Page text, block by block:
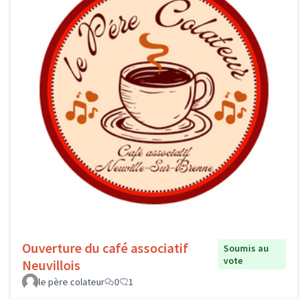
Ouverture du café associatif
Neuvillois
Soumis au
vote
le père colateur
0 1